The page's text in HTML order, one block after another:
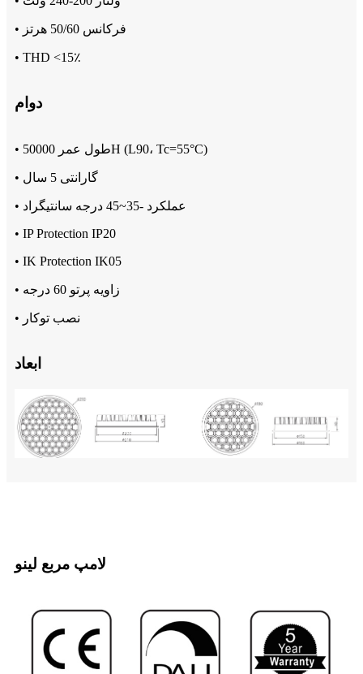
• فرکانس 50/60 هرتز
• THD <15٪
دوام
• طول عمر 50000H (L90، Tc=55°C)
• گارانتی 5 سال
• عملکرد -35~45 درجه سانتیگراد
• IP Protection IP20
• IK Protection IK05
• زاویه پرتو 60 درجه
• نصب توکار
ابعاد
لامپ مربع لینو